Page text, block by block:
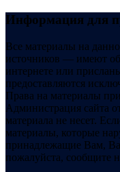
Информация для
Все материалы на
источников — имеют
интернете или
предоставляются
Права на материалы
Администрация сайта
материала не несет.
материалы, которые
принадлежащие Вам,
пожалуйста, сообщите